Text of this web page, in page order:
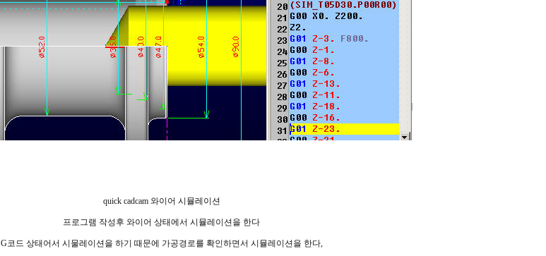
quick cadcam 와이어 시뮬레이션
프로그램 작성후 와이어 상태에서 시뮬레이션을 한다
G코드 상태어서 시물레이션을 하기 때문에 가공경로를 확인하면서 시뮬레이션을 한다,